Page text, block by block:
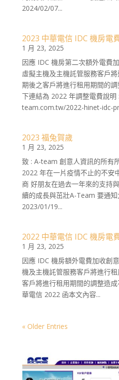
2024/02/07...
2023 中華電信 IDC 機房電
1 月 23, 2025
因應 IDC 機房第二次額外電費
虛擬主機及主機託管服務客戶
期後之客戶將進行租用期間的
下連結為 2022 年調整電費說
team.com.tw/2022-hinet-idc-
2023 福兔賀歲
1 月 23, 2025
致 : A-team 創意人資訊的所有
2022 年在一片疫情不止的不安
商 好朋友在過去一年來的支持
續的成長與茁壯A-Team 要通
2023/01/19...
2022 中華電信 IDC 機房電
1 月 23, 2025
因應 IDC 機房額外電費加收創
機及主機託管服務客戶將進行
客戶將進行租用期間的調整造
華電信 2022 函本文內容...
« Older Entries